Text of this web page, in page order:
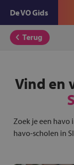
De VO Gids
Terug
Vind en
Zoek je een havo
havo-scholen in